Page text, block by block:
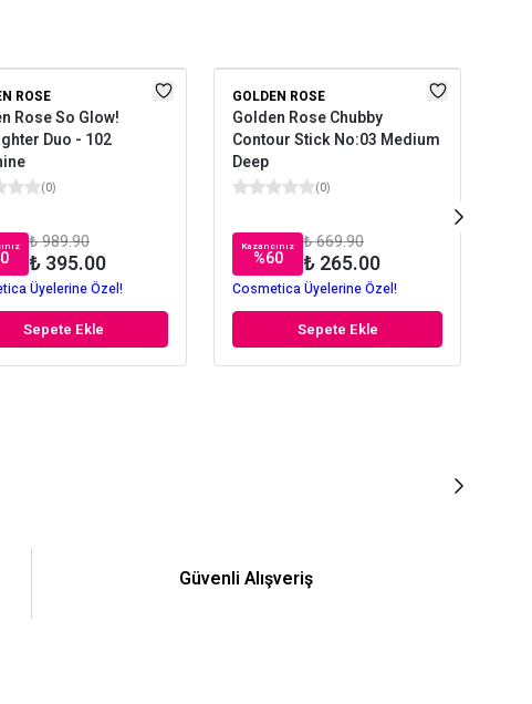
ROSE
Rose So Glow!
Duo - 102
(0)
₺ 989.90
₺ 395.00
Üyelerine Özel!
Sepete Ekle
GOLDEN ROSE
Golden Rose Chubby
Contour Stick No:03 Medium
Deep
(0)
Kazancınız
%60
₺ 669.90
₺ 265.00
Cosmetica Üyelerine Özel!
Sepete Ekle
Güvenli Alışveriş